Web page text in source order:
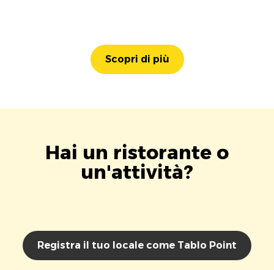
Scopri di più
Hai un ristorante o
un'attività?
Registra il tuo locale come Tablo Point